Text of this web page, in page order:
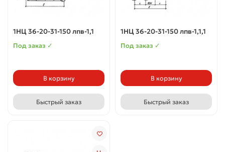
1НЦ 36-20-31-150 лпв-1,1
Под заказ ✓
В корзину
Быстрый заказ
1НЦ 36-20-31-150 лпв-1,1,1
Под заказ ✓
В корзину
Быстрый заказ